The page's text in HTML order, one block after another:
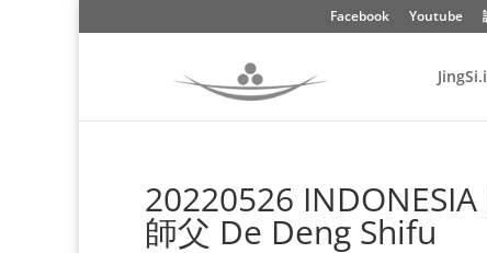
Facebook Youtube
20220526 INDONESIA
師父 De Deng Shifu